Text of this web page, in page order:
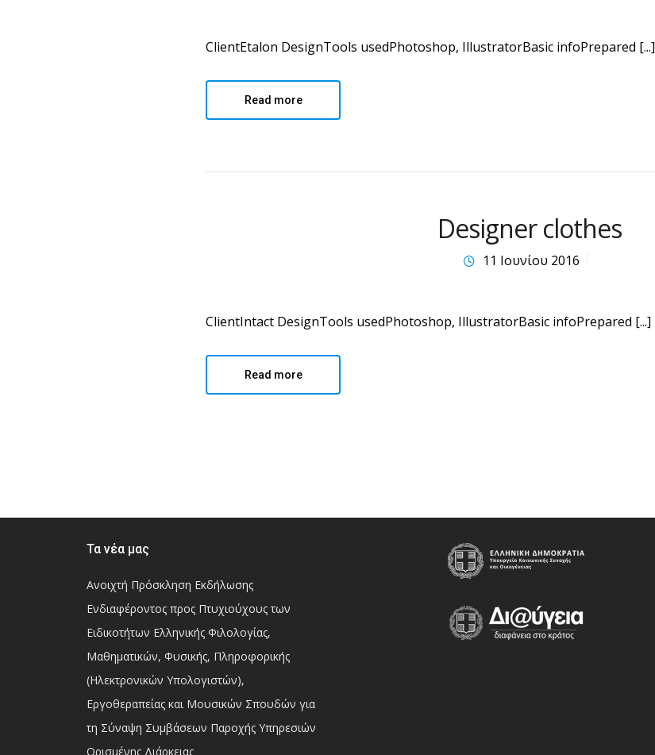
ClientEtalon DesignTools usedPhotoshop, IllustratorBasic infoPrepared [...]
Read more
Designer clothes
11 Ιουνίου 2016
ClientIntact DesignTools usedPhotoshop, IllustratorBasic infoPrepared [...]
Read more
Τα νέα μας
Ανοιχτή Πρόσκληση Εκδήλωσης
Ενδιαφέροντος προς Πτυχιούχους των
Ειδικοτήτων Ελληνικής Φιλολογίας,
Μαθηματικών, Φυσικής, Πληροφορικής
(Ηλεκτρονικών Υπολογιστών),
Εργοθεραπείας και Μουσικών Σπουδών για
τη Σύναψη Συμβάσεων Παροχής Υπηρεσιών
Ορισμένης Διάρκειας